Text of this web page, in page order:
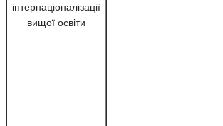
інтернаціоналізації
вищої освіти